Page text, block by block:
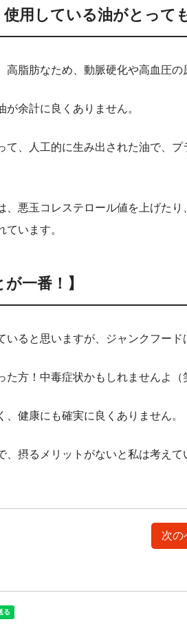
使用している油がとって
脂肪なため、動脈硬化や高血圧の
が余計に良くありません。
て、人工的に生み出された油で、
、悪玉コレステロール値を上げた
ています。
一番！】
ると思いますが、ジャンクフード
た方！中毒症状かもしれませんよ（
、健康にも確実に良くありません。
、摂るメリットがないと私は考えて
次の